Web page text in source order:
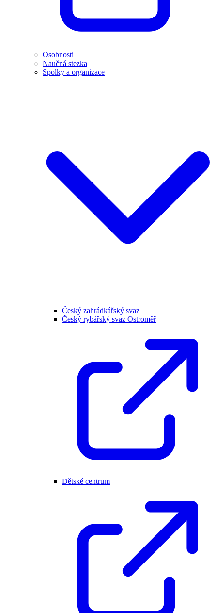
Osobnosti
Naučná stezka
Spolky a organizace
Český zahrádkářský svaz
Český rybářský svaz Ostroměř
Dětské centrum